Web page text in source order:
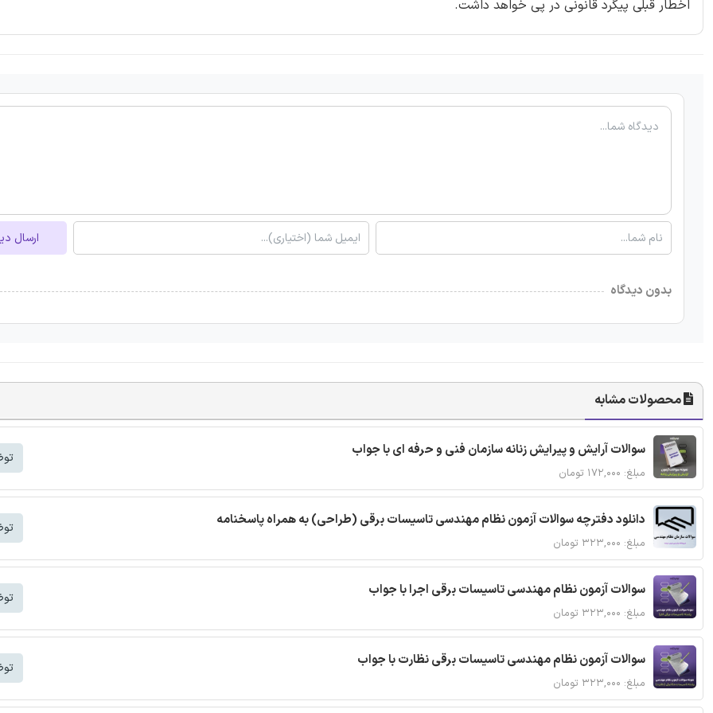
اخطار قبلی پیگرد قانونی در پی خواهد داشت.
ارسال
بدون دیدگاه
محصولات مشابه
سوالات آرایش و پیرایش زنانه سازمان فنی و حرفه ای با جواب
مبلغ: ۱۷۲,۰۰۰ تومان
دانلود دفترچه سوالات آزمون نظام مهندسی تاسیسات برقی (طراحی) به همراه پاسخنامه
مبلغ: ۳۲۳,۰۰۰ تومان
سوالات آزمون نظام مهندسی تاسیسات برقی اجرا با جواب
مبلغ: ۳۲۳,۰۰۰ تومان
سوالات آزمون نظام مهندسی تاسیسات برقی نظارت با جواب
مبلغ: ۳۲۳,۰۰۰ تومان